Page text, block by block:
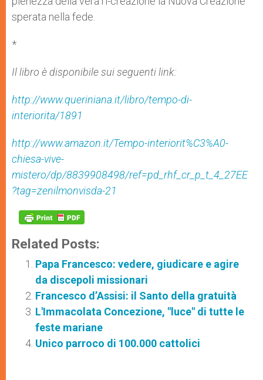
sperata nella fede.
*
Il libro è disponibile sui seguenti link:
http://www.queriniana.it/libro/tempo-di-
interiorita/1891
http://www.amazon.it/Tempo-interiorit%C3%A0-
chiesa-vive-
mistero/dp/8839908498/ref=pd_rhf_cr_p_t_4_27EE
?tag=zenilmonvisda-21
Related Posts:
Papa Francesco: vedere, giudicare e agire
da discepoli missionari
Francesco d’Assisi: il Santo della gratuità
L'Immacolata Concezione, "luce" di tutte le
feste mariane
Unico parroco di 100.000 cattolici